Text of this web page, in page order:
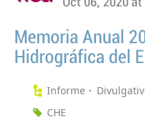
Memoria Anual
Hidrográfica del
Informe
CHE